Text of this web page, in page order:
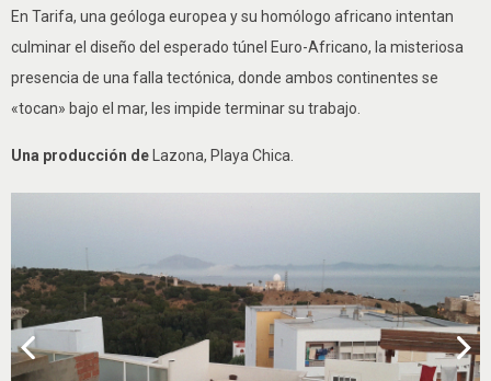
En Tarifa, una geóloga europea y su homólogo africano intentan
culminar el diseño del esperado túnel Euro-Africano, la misteriosa
presencia de una falla tectónica, donde ambos continentes se
«tocan» bajo el mar, les impide terminar su trabajo.
Una producción de Lazona, Playa Chica.